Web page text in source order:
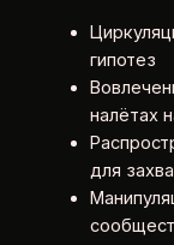
гипотез
налётах
для